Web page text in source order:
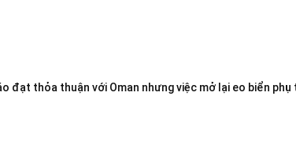
đạt thỏa thuận với Oman nhưng việc mở lại eo biển phụ